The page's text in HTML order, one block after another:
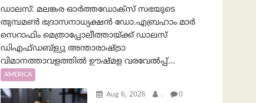
ഡാലസ്: മലങ്കര ഓർത്തഡോക്സ് സഭയുടെ
തുമ്പമൺ ഭദ്രാസനാധ്യക്ഷൻ ഡോ.എബ്രഹാം മാർ
സെറാഫിം മെത്രാപ്പോലീത്തായ്ക്ക് ഡാലസ്
ഡിഎഫ്ഡബ്ള്യു അന്താരാഷ്ട്രാ
വിമാനത്താവളത്തിൽ ഊഷ്മള വരവേൽപ്പ്...
AMERICA
Aug 6, 2026 . 0